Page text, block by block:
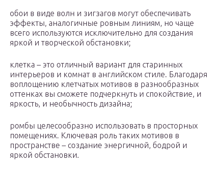
обои в виде волн и зигзагов могут обеспечивать
эффекты, аналогичные ровным линиям, но чаще
всего используются исключительно для создания
яркой и творческой обстановки;
клетка – это отличный вариант для старинных
интерьеров и комнат в английском стиле. Благодаря
воплощению клетчатых мотивов в разнообразных
оттенках вы сможете подчеркнуть и спокойствие, и
яркость, и необычность дизайна;
ромбы целесообразно использовать в просторных
помещениях. Ключевая роль таких мотивов в
пространстве – создание энергичной, бодрой и
яркой обстановки.